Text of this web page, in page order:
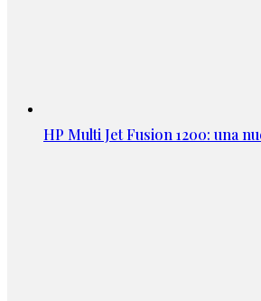
HP Multi Jet Fusion 1200: una